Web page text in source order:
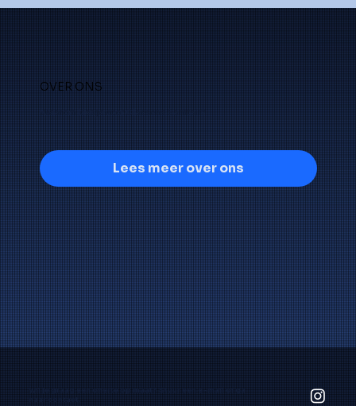
OVER ONS
Lees meer over ons
Wil je graag een offerte op maat? Stuur een e-mail of ga
naar contact.